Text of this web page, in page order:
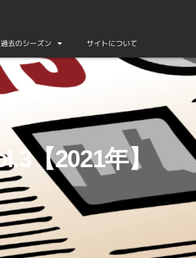
過去のシーズン サイトについて
【2021年】